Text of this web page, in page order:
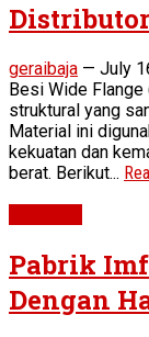
geraibaja — July
Besi Wide Flange
struktural yang
Material ini
kekuatan dan
berat. Berikut...
Pabrik
Dengan